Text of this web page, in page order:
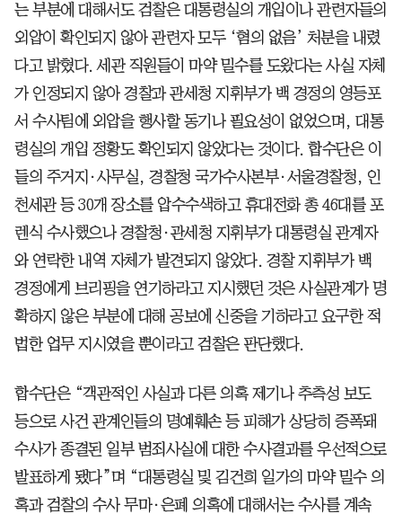
는 부분에 대해서도 검찰은 대통령실의 개입이나 관련자들의
외압이 확인되지 않아 관련자 모두 ‘혐의 없음’ 처분을 내렸
다고 밝혔다. 세관 직원들이 마약 밀수를 도왔다는 사실 자체
가 인정되지 않아 경찰과 관세청 지휘부가 백 경정의 영등포
서 수사팀에 외압을 행사할 동기나 필요성이 없었으며, 대통
령실의 개입 정황도 확인되지 않았다는 것이다. 합수단은 이
들의 주거지·사무실, 경찰청 국가수사본부·서울경찰청, 인
천세관 등 30개 장소를 압수수색하고 휴대전화 총 46대를 포
렌식 수사했으나 경찰청·관세청 지휘부가 대통령실 관계자
와 연락한 내역 자체가 발견되지 않았다. 경찰 지휘부가 백
경정에게 브리핑을 연기하라고 지시했던 것은 사실관계가 명
확하지 않은 부분에 대해 공보에 신중을 기하라고 요구한 적
법한 업무 지시였을 뿐이라고 검찰은 판단했다.
합수단은 “객관적인 사실과 다른 의혹 제기나 추측성 보도
등으로 사건 관계인들의 명예훼손 등 피해가 상당히 증폭돼
수사가 종결된 일부 범죄사실에 대한 수사결과를 우선적으로
발표하게 됐다”며 “대통령실 및 김건희 일가의 마약 밀수 의
혹과 검찰의 수사 무마·은폐 의혹에 대해서는 수사를 계속